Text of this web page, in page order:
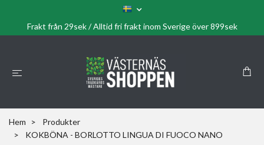
Frakt från 29sek / Alltid fri frakt inom Sverige över 899sek
Hem
Produkter
KOKBÖNA - BORLOTTO LINGUA DI FUOCO NANO